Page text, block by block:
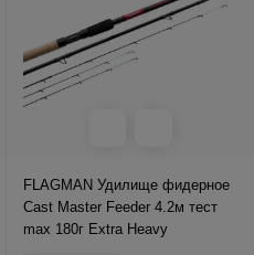
FLAGMAN Удилище фидерное
Cast Master Feeder 4.2м тест
max 180г Extra Heavy